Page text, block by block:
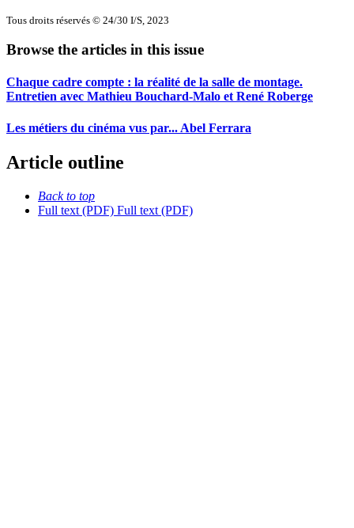
Tous droits réservés © 24/30 I/S, 2023
Browse the articles in this issue
Chaque cadre compte : la réalité de la salle de montage.
Entretien avec Mathieu Bouchard-Malo et René Roberge
Les métiers du cinéma vus par... Abel Ferrara
Article outline
Back to top
Full text (PDF) Full text (PDF)